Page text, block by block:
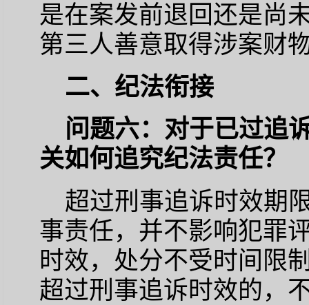
是在案发前退回还是尚
第三人善意取得涉案财
二、纪法衔接
问题六：对于已过追
关如何追究纪法责任？
超过刑事追诉时效期
事责任，并不影响犯罪
时效，处分不受时间限
超过刑事追诉时效的，